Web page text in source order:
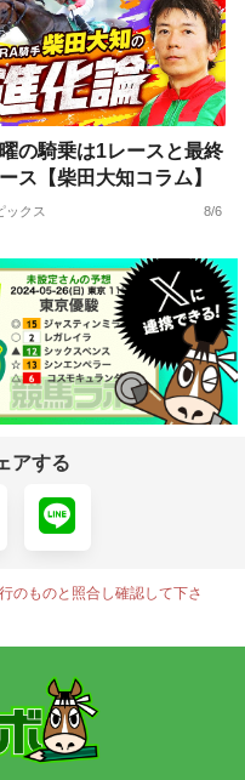
の騎乗は1レースと最終
ス【柴田大知コラム】
ックス 8/6
アする
のものと照合し確認して下さ